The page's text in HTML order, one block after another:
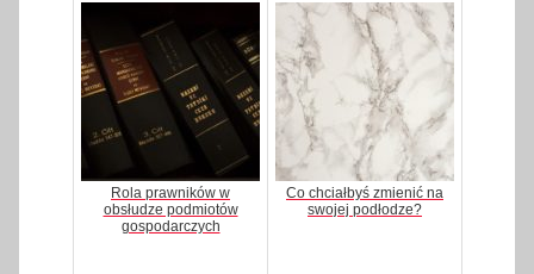
Rola prawników w
obsłudze podmiotów
gospodarczych
Co chciałbyś zmienić na
swojej podłodze?